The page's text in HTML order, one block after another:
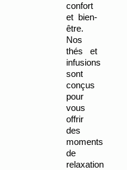
confort
et bien-
être.
Nos
thés et
infusions
sont
conçus
pour
vous
offrir
des
moments
de
relaxation